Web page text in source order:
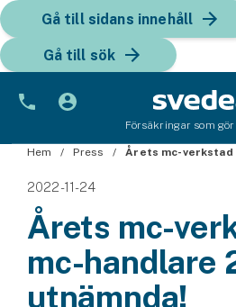
Gå till sidans innehåll
Gå till sök
Försäkringar som
Bil
Bilförsäkring
Bilförsäkring för företag
Fordon
Hem Press
2022-11-24
Årets mc-
mc-handlare
utnämnda!